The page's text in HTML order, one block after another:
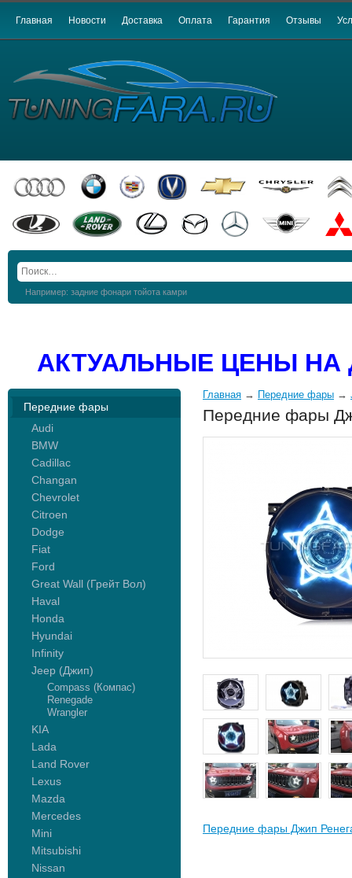
Главная Новости Доставка Оплата Гарантия Отзывы
Например: задние фонари тойота камри
АКТУАЛЬНЫЕ ЦЕНЫ
Передние фары
Audi
BMW
Cadillac
Changan
Chevrolet
Citroen
Dodge
Fiat
Ford
Great Wall (Грейт Вол)
Haval
Honda
Hyundai
Infinity
Jeep (Джип)
Compass (Компас)
Renegade
Wrangler
KIA
Lada
Land Rover
Lexus
Mazda
Mercedes
Mini
Mitsubishi
Nissan
Главная → Передние фары →
Передние фары
Передние фары Джип